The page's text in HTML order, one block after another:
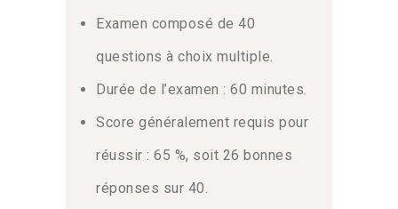
Examen composé de 40
questions à choix multiple.
Durée de l’examen : 60 minutes.
Score généralement requis pour
réussir : 65 %, soit 26 bonnes
réponses sur 40.